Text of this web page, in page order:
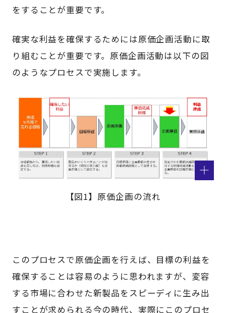
をすることが重要です。
確実な利益を確保するためには原価企画活動に取
り組むことが重要です。原価企画活動は以下の図
のようなプロセスで実施します。
【図1】原価企画の流れ
このプロセスで原価企画を行えば、目標の利益を
確保することは容易のように思われますが、変容
する市場に合わせた新製品をスピーディに生み出
すことが求められる今の時代、実際にこのプロセ